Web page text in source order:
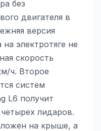
без
двигателя в
версия
электротяге не
скорость
ч. Второе
систем
L6 получит
лидаров.
на крыше, а